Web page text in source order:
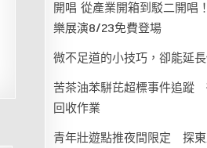
開唱 從產業開箱到駁二開唱
樂展演8/23免費登場
微不足道的小技巧，卻能延
苦茶油苯駢芘超標事件追蹤
回收作業
青年壯遊點推夜間限定 探